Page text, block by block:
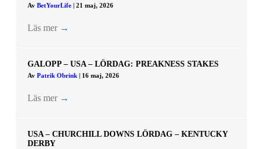
Av BetYourLife 21 maj, 2026
Läs mer →
GALOPP – USA – LÖRDAG: PREAKNESS STAKES
Av Patrik Obrink 16 maj, 2026
Läs mer →
USA – CHURCHILL DOWNS LÖRDAG – KENTUCKY
DERBY